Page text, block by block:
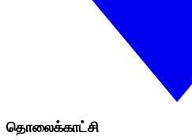
தொலைக்காட்சி